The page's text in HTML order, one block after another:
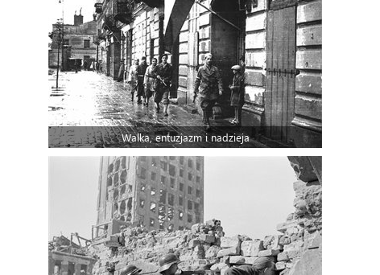
Walka, entuzjazm i nadzieja